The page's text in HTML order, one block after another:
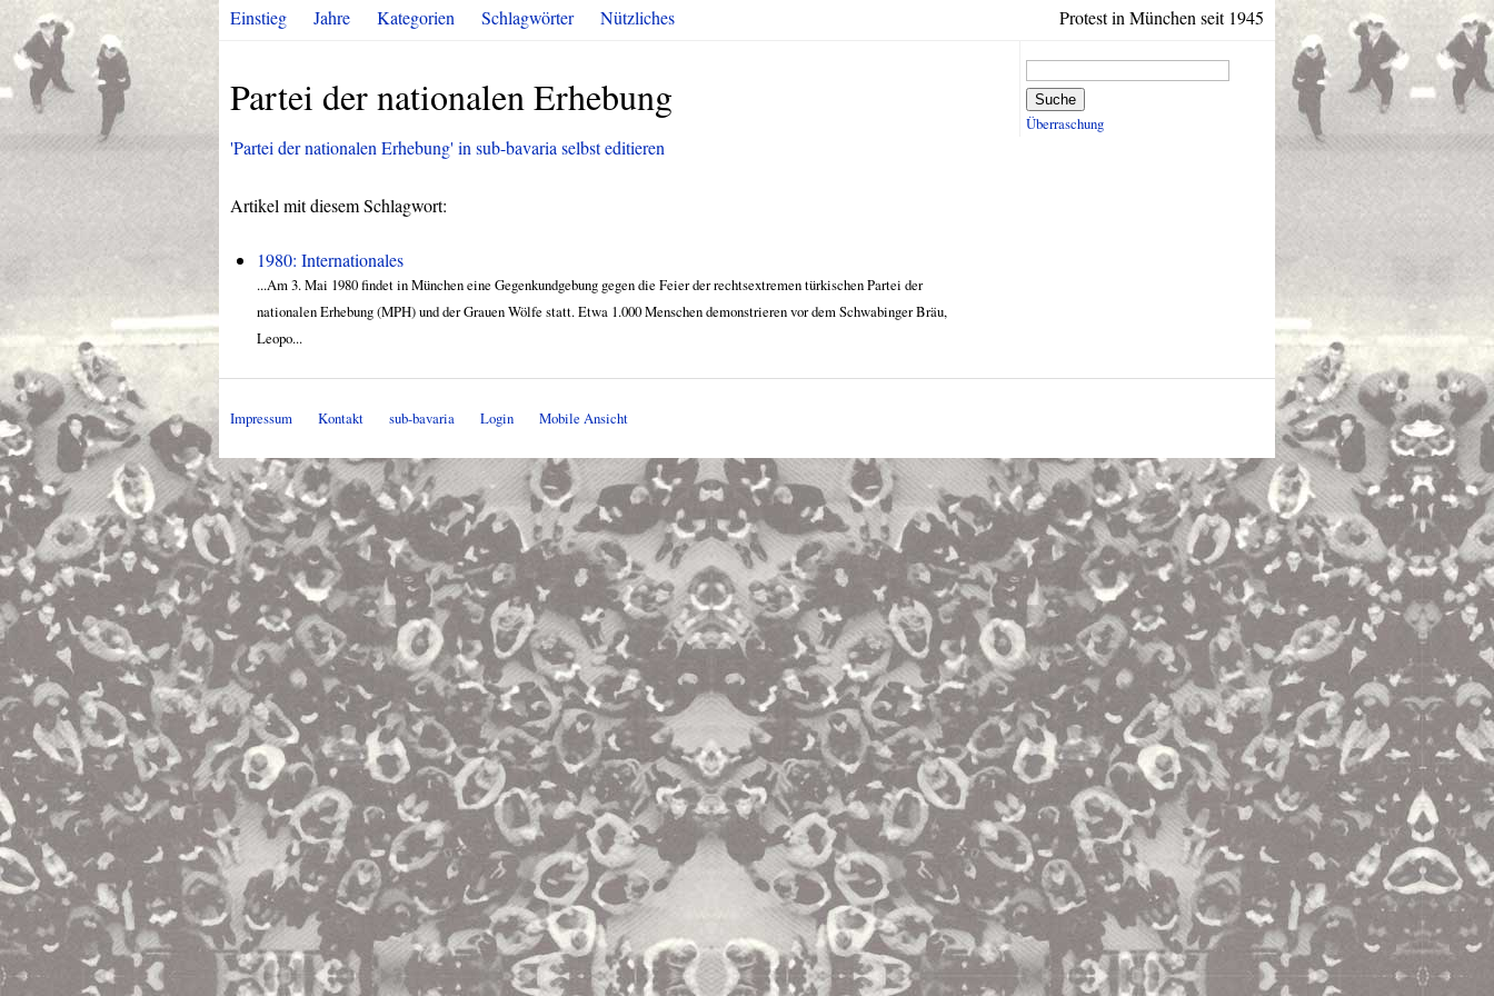
Protest in München seit 1945
Einstieg Jahre Kategorien Schlagwörter Nützliches
Partei der nationalen Erhebung
'Partei der nationalen Erhebung' in sub-bavaria selbst editieren
Artikel mit diesem Schlagwort:
1980: Internationales
...Am 3. Mai 1980 findet in München eine Gegenkundgebung gegen die Feier der rechtsextremen türkischen Partei der
nationalen Erhebung (MPH) und der Grauen Wölfe statt. Etwa 1.000 Menschen demonstrieren vor dem Schwabinger Bräu,
Leopo...
Suche
Überraschung
Impressum Kontakt sub-bavaria Login Mobile Ansicht